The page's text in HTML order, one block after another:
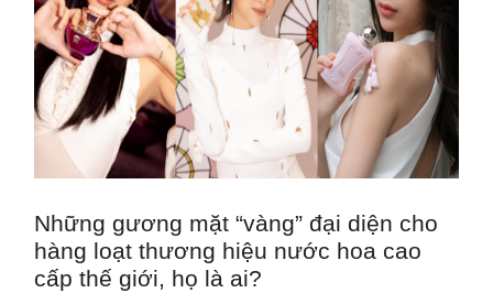
Những gương mặt “vàng” đại diện cho
hàng loạt thương hiệu nước hoa cao
cấp thế giới, họ là ai?